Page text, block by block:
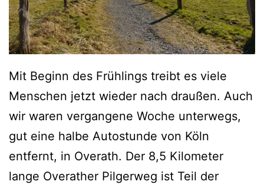
Mit Beginn des Frühlings treibt es viele
Menschen jetzt wieder nach draußen. Auch
wir waren vergangene Woche unterwegs,
gut eine halbe Autostunde von Köln
entfernt, in Overath. Der 8,5 Kilometer
lange Overather Pilgerweg ist Teil der